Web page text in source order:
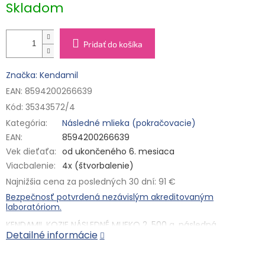
Skladom
Pridať do košíka
Značka: Kendamil
EAN: 8594200266639
Kód: 35343572/4
Kategória:
Následné mlieka (pokračovacie)
EAN:
8594200266639
Vek dieťaťa: od ukončeného 6. mesiaca
Viacbalenie:
4x (štvorbalenie)
Najnižšia cena za posledných 30 dní: 91 €
Bezpečnosť potvrdená nezávislým akreditovaným
laboratóriom.
KENDAMIL KOZIE NÁSLEDNÉ MLIEKO 2 500 g, následná
dojčenská mliečna výživa v prášku. Potravina je určená pre
Detailné informácie